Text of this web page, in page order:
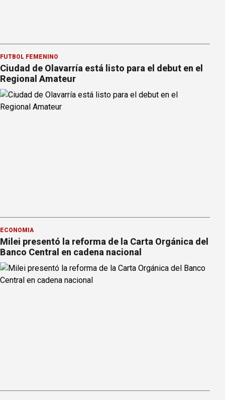
FÚTBOL FEMENINO
Ciudad de Olavarría está listo para el debut en el
Regional Amateur
ECONOMÍA
Milei presentó la reforma de la Carta Orgánica del
Banco Central en cadena nacional